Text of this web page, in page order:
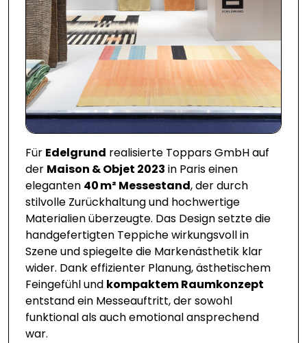
Für Edelgrund realisierte Toppars GmbH auf
der Maison & Objet 2023 in Paris einen
eleganten 40 m² Messestand, der durch
stilvolle Zurückhaltung und hochwertige
Materialien überzeugte. Das Design setzte die
handgefertigten Teppiche wirkungsvoll in
Szene und spiegelte die Markenästhetik klar
wider. Dank effizienter Planung, ästhetischem
Feingefühl und kompaktem Raumkonzept
entstand ein Messeauftritt, der sowohl
funktional als auch emotional ansprechend
war.